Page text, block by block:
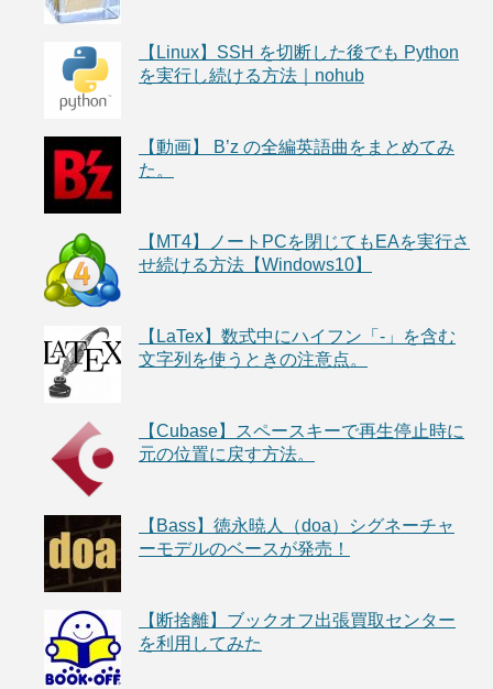
【Linux】SSH を切断した後でも Python
を実行し続ける方法｜nohub
【動画】 B’z の全編英語曲をまとめてみ
た。
【MT4】ノートPCを閉じてもEAを実行さ
せ続ける方法【Windows10】
【LaTex】数式中にハイフン「-」を含む
文字列を使うときの注意点。
【Cubase】スペースキーで再生停止時に
元の位置に戻す方法。
【Bass】徳永暁人（doa）シグネーチャ
ーモデルのベースが発売！
【断捨離】ブックオフ出張買取センター
を利用してみた